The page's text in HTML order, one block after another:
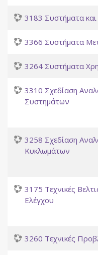
3183 Συστήματα
3366 Συστήματα
3264 Συστήματα
3310 Σχεδίαση
Συστημάτων
3258 Σχεδίαση
Κυκλωμάτων
3175 Τεχνικές
Ελέγχου
3260 Τεχνικές